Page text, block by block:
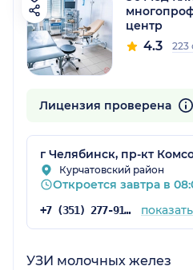
центр
4.3 223
Лицензия проверена
г Челябинск, пр-кт
Курчатовский район
Откроется завтра в
+7 (351) 277-91-64 показать
УЗИ молочных желез